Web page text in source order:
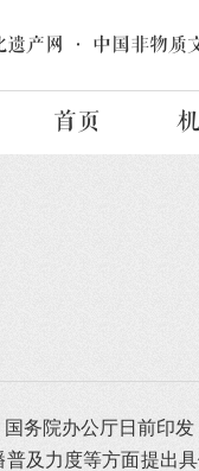
遗产网 · 中国非物质
首页
务院办公厅日前印
及力度等方面提出